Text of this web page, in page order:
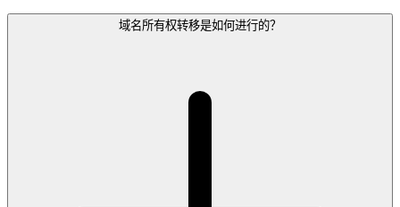
域名所有权转移是如何进行的？